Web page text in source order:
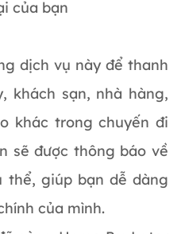
của bạn
dịch vụ này để thanh
khách sạn, nhà hàng,
khác trong chuyến đi
sẽ được thông báo về
thể, giúp bạn dễ dàng
của mình.